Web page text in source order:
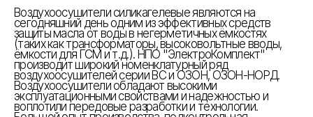
Воздухоосушители силикагелевые являются на
сегодняшний день одним из эффективных средств
защиты масла от воды в негерметичных ёмкостях
(таких как трансформаторы, высоковольтные вводы,
ёмкости для ГСМ и т.д.). НПО "ЭлектроКомплект"
производит широкий номенклатурный ряд
воздухоосушителей серии ВС и ОЗОН, ОЗОН-НОРД.
Воздухоосушители обладают высокими
эксплуатационными свойствами и надежностью и
воплотили передовые разработки и технологии.